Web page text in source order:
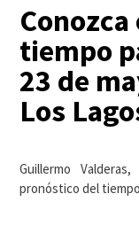
tiempo
23 de
Los
Guillermo
pronóstico del